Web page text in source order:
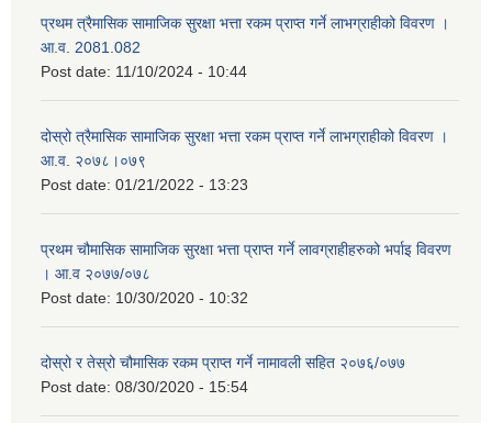
प्रथम त्रैमासिक सामाजिक सुरक्षा भत्ता रकम प्राप्त गर्ने लाभग्राहीको विवरण ।
आ.व. 2081.082
Post date: 11/10/2024 - 10:44
दोस्रो त्रैमासिक सामाजिक सुरक्षा भत्ता रकम प्राप्त गर्ने लाभग्राहीको विवरण ।
आ.व. २०७८।०७९
Post date: 01/21/2022 - 13:23
प्रथम चौमासिक सामाजिक सुरक्षा भत्ता प्राप्त गर्ने लावग्राहीहरुको भर्पाइ विवरण
। आ.व २०७७/०७८
Post date: 10/30/2020 - 10:32
दोस्रो र तेस्रो चौमासिक रकम प्राप्त गर्ने नामावली सहित २०७६/०७७
Post date: 08/30/2020 - 15:54